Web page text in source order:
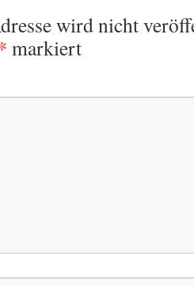
wird nicht
markiert